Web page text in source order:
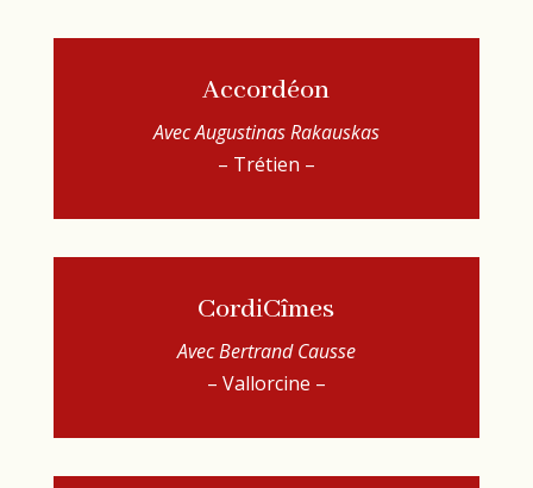
Accordéon
Avec AugustinasRakauskas
– Trétien –
CordiCîmes
Avec Bertrand Causse
– Vallorcine –